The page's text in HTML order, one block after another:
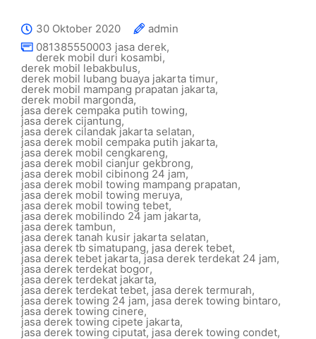
30 Oktober 2020
admin
081385550003 jasa derek,
derek mobil duri kosambi,
derek mobil lebakbulus,
derek mobil lubang buaya jakarta timur,
derek mobil mampang prapatan jakarta,
derek mobil margonda,
jasa derek cempaka putih towing,
jasa derek cijantung,
jasa derek cilandak jakarta selatan,
jasa derek mobil cempaka putih jakarta,
jasa derek mobil cengkareng,
jasa derek mobil cianjur gekbrong,
jasa derek mobil cibinong 24 jam,
jasa derek mobil towing mampang prapatan,
jasa derek mobil towing meruya,
jasa derek mobil towing tebet,
jasa derek mobilindo 24 jam jakarta,
jasa derek tambun,
jasa derek tanah kusir jakarta selatan,
jasa derek tb simatupang, jasa derek tebet,
jasa derek tebet jakarta,jasa derek terdekat 24 jam,
jasa derek terdekat bogor,
jasa derek terdekat jakarta,
jasa derek terdekat tebet, jasa derek termurah,
jasa derek towing 24 jam,jasa derek towing bintaro,
jasa derek towing cinere,
jasa derek towing cipete jakarta,
jasa derek towing ciputat, jasa derek towing condet,